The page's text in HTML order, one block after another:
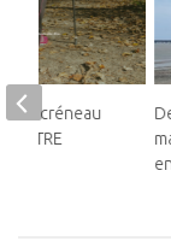
créneau
ETRE